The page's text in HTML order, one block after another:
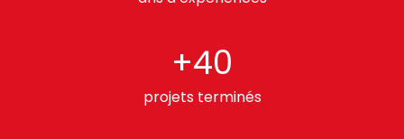
+40
projets terminés